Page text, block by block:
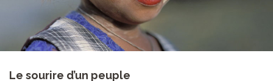
Le sourire d’un peuple